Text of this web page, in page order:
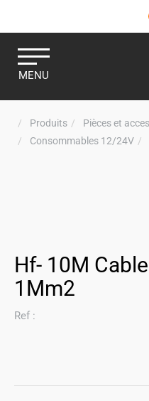
MENU
Produits Pièces et
Consommables 12/24V
Hf- 10M
1Mm2
Ref :